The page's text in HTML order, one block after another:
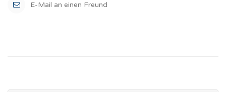
E-Mail an einen Freund